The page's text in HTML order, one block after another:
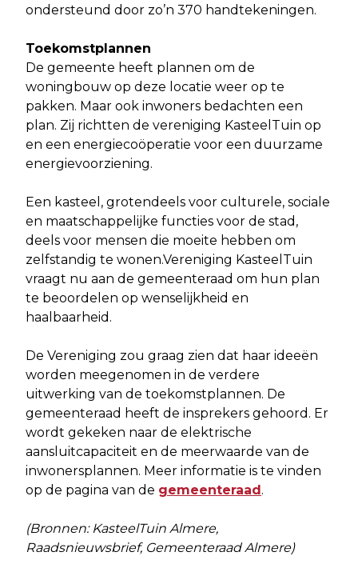
ondersteund door zo’n 370 handtekeningen.
Toekomstplannen
De gemeente heeft plannen om de
woningbouw op deze locatie weer op te
pakken. Maar ook inwoners bedachten een
plan. Zij richtten de vereniging KasteelTuin op
en een energiecoöperatie voor een duurzame
energievoorziening.
Een kasteel, grotendeels voor culturele, sociale
en maatschappelijke functies voor de stad,
deels voor mensen die moeite hebben om
zelfstandig te wonen.Vereniging KasteelTuin
vraagt nu aan de gemeenteraad om hun plan
te beoordelen op wenselijkheid en
haalbaarheid.
De Vereniging zou graag zien dat haar ideeën
worden meegenomen in de verdere
uitwerking van de toekomstplannen. De
gemeenteraad heeft de insprekers gehoord. Er
wordt gekeken naar de elektrische
aansluitcapaciteit en de meerwaarde van de
inwonersplannen. Meer informatie is te vinden
op de pagina van de gemeenteraad.
(Bronnen: KasteelTuin Almere,
Raadsnieuwsbrief, Gemeenteraad Almere)